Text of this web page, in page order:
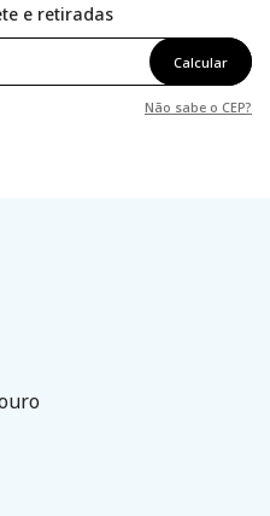
e retiradas
Calcular
Não sabe o CEP?